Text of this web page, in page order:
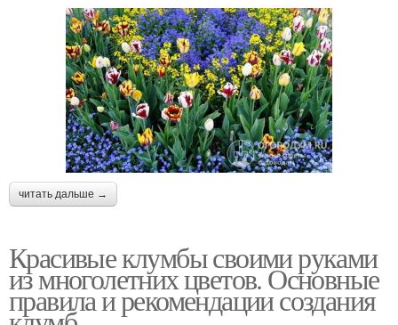
читать дальше →
Красивые клумбы своими руками
из многолетних цветов. Основные
правила и рекомендации создания